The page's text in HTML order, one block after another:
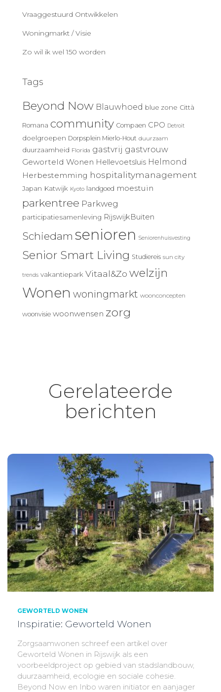
Vraaggestuurd Ontwikkelen
Woningmarkt / Visie
Zo wil ik wel 150 worden
Tags
Beyond Now Blauwhoed blue zone Città
Romana community Compaen CPO Detroit
doelgroepen Dorpsplein Mierlo-Hout duurzaam
duurzaamheid Florida gastvrij gastvrouw
Geworteld Wonen Hellevoetsluis Helmond
Herbestemming hospitalitymanagement
Japan Katwijk Kyoto landgoed moestuin
parkentree Parkweg
participatiesamenleving RijswijkBuiten
Schiedam senioren Seniorenhuisvesting
Senior Smart Living Studiereis sun city
trends vakantiepark Vitaal&Zo welzijn
Wonen woningmarkt woonconcepten
woonvisie woonwensen zorg
Gerelateerde
berichten
GEWORTELD WONEN
Inspiratie: Geworteld Wonen
Zorgsaamwonen schreef een artikel over
Geworteld Wonen in Rijswijk als een
voorbeeldproject op gebied van stadslandbouw,
duurzaamheid, ecologie en sociale cohesie.
Beyond Now en Inbo waren initiator en aanjager